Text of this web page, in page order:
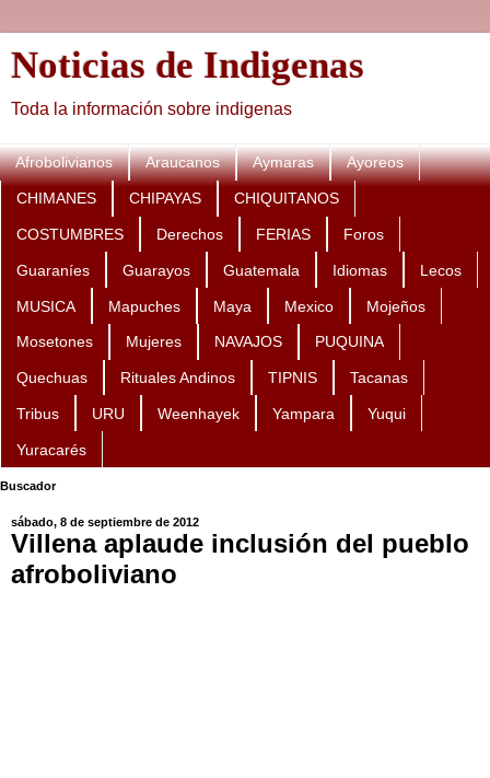
Noticias de Indigenas
Toda la información sobre indigenas
Afrobolivianos Araucanos Aymaras Ayoreos
CHIMANES CHIPAYAS CHIQUITANOS
COSTUMBRES Derechos FERIAS Foros
Guaraníes Guarayos Guatemala Idiomas Lecos
MUSICA Mapuches Maya Mexico Mojeños
Mosetones Mujeres NAVAJOS PUQUINA
Quechuas Rituales Andinos TIPNIS Tacanas
Tribus URU Weenhayek Yampara Yuqui
Yuracarés
Buscador
sábado, 8 de septiembre de 2012
Villena aplaude inclusión del pueblo
afroboliviano